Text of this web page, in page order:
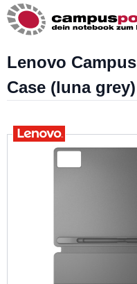
Lenovo
Case (luna grey)